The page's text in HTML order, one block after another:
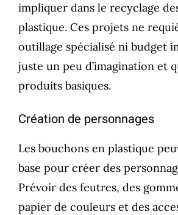
impliquer dans le recyclage
plastique. Ces projets ne
outillage spécialisé ni budget
juste un peu d’imagination et
produits basiques.
Création de personnages
Les bouchons en plastique
base pour créer des
Prévoir des feutres, des
papier de couleurs et des